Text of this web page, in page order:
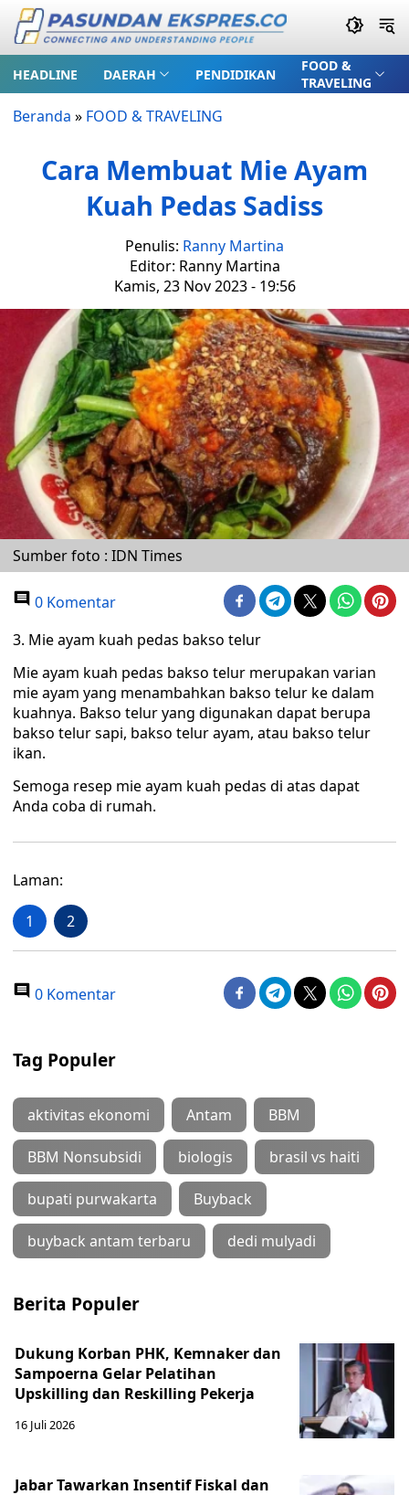
HEADLINE DAERAH PENDIDIKAN
FOOD &
TRAVELING
Beranda » FOOD & TRAVELING
Cara Membuat Mie Ayam
Kuah Pedas Sadiss
Penulis: Ranny Martina
Editor: Ranny Martina
Kamis, 23 Nov 2023 - 19:56
Sumber foto : IDN Times
0 Komentar
3. Mie ayam kuah pedas bakso telur
Mie ayam kuah pedas bakso telur merupakan varian
mie ayam yang menambahkan bakso telur ke dalam
kuahnya. Bakso telur yang digunakan dapat berupa
bakso telur sapi, bakso telur ayam, atau bakso telur
ikan.
Semoga resep mie ayam kuah pedas di atas dapat
Anda coba di rumah.
Laman:
1 2
0 Komentar
Tag Populer
aktivitas ekonomi Antam BBM
BBM Nonsubsidi biologis brasil vs haiti
bupati purwakarta Buyback
buyback antam terbaru dedi mulyadi
Berita Populer
Dukung Korban PHK, Kemnaker dan
Sampoerna Gelar Pelatihan
Upskilling dan Reskilling Pekerja
16 Juli 2026
Jabar Tawarkan Insentif Fiskal dan